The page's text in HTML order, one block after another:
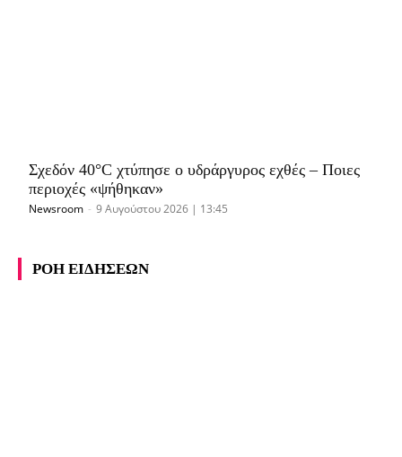
Σχεδόν 40°C χτύπησε ο υδράργυρος εχθές – Ποιες
περιοχές «ψήθηκαν»
Newsroom - 9 Αυγούστου 2026 | 13:45
ΡΟΗ ΕΙΔΗΣΕΩΝ